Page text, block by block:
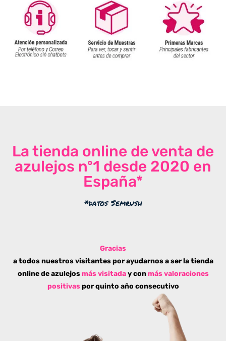
La tienda online de venta de
azulejos nº1 desde 2020 en
España*
*datos Semrush
Gracias
a todos nuestros visitantes por ayudarnos a ser la tienda
online de azulejos más visitaday conmás valoraciones
positivaspor quinto año consecutivo